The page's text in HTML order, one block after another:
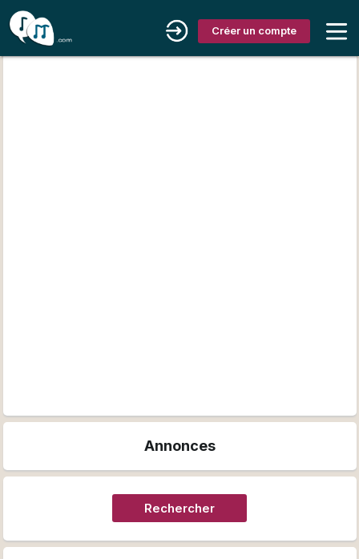
Créer un compte
Annonces
Rechercher